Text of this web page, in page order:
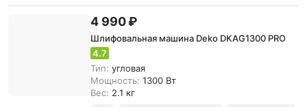
4 990 ₽
Шлифовальная машина Deko DKAG1300 PRO
4.7
Тип: угловая
Мощность: 1300 Вт
Вес: 2.1 кг